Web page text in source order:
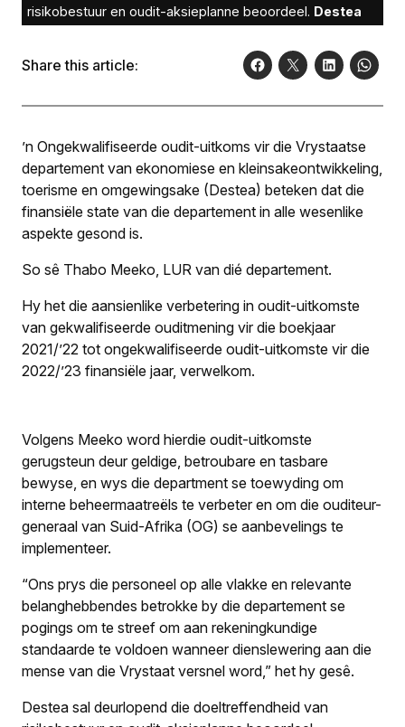
risikobestuur en oudit-aksieplanne beoordeel. Destea
Share this article:
’n Ongekwalifiseerde oudit-uitkoms vir die Vrystaatse
departement van ekonomiese en kleinsakeontwikkeling,
toerisme en omgewingsake (Destea) beteken dat die
finansiële state van die departement in alle wesenlike
aspekte gesond is.
So sê Thabo Meeko, LUR van dié departement.
Hy het die aansienlike verbetering in oudit-uitkomste
van gekwalifiseerde ouditmening vir die boekjaar
2021/’22 tot ongekwalifiseerde oudit-uitkomste vir die
2022/’23 finansiële jaar, verwelkom.
Volgens Meeko word hierdie oudit-uitkomste
gerugsteun deur geldige, betroubare en tasbare
bewyse, en wys die department se toewyding om
interne beheermaatreëls te verbeter en om die ouditeur-
generaal van Suid-Afrika (OG) se aanbevelings te
implementeer.
“Ons prys die personeel op alle vlakke en relevante
belanghebbendes betrokke by die departement se
pogings om te streef om aan rekeningkundige
standaarde te voldoen wanneer dienslewering aan die
mense van die Vrystaat versnel word,” het hy gesê.
Destea sal deurlopend die doeltreffendheid van